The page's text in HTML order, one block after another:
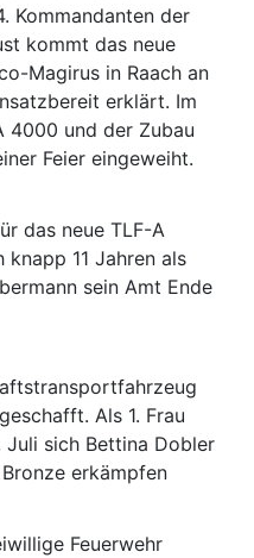
Kommandanten der
kommt das neue
Magirus in Raach an
erklärt. Im
4000 und der Zubau
Feier eingeweiht.
das neue TLF-A
11 Jahren als
sein Amt Ende
Als 1. Frau
Juli sich Bettina Dobler
erkämpfen
Feuerwehr